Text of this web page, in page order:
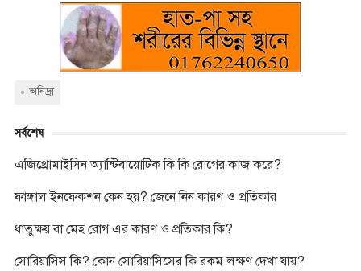
k
t
e
r
p
y
L
i
n
a
t
s
A
p
s
g
e
r
y
p
e
অনিদ্রা
সর্বশেষ
এজিথ্রোমাইসিন অ্যান্টিবায়োটিক কি কি রোগের কাজ করে?
ফাঙ্গাল ইনফেকশন কেন হয়? জেনে নিন কারণ ও প্রতিকার
ধাতুক্ষয় বা মেহ রোগ এর কারণ ও প্রতিকার কি?
সোরিয়াসিস কি? কোন সোরিয়াসিসের কি রকম লক্ষণ দেখা যায়?